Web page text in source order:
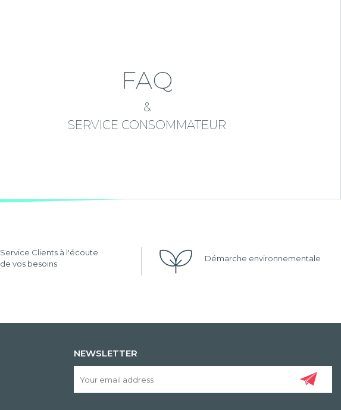
FAQ
&
SERVICE CONSOMMATEUR
Service Clients à l'écoute
de vos besoins
Démarche environnementale
NEWSLETTER